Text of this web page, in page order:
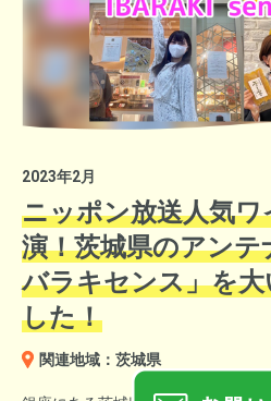
特設ステージでは、Ｕ字工事をは
演。会場を盛り上げてくれました。
2023年2月
ニッポン放送人気ワ
演！茨城県のアン
バラキセンス」を
した！
関連地域：茨城県